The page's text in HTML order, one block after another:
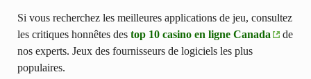
Si vous recherchez les meilleures applications de jeu, consultez
les critiques honnêtes des top 10 casino en ligne Canada
de
nos experts. Jeux des fournisseurs de logiciels les plus
populaires.